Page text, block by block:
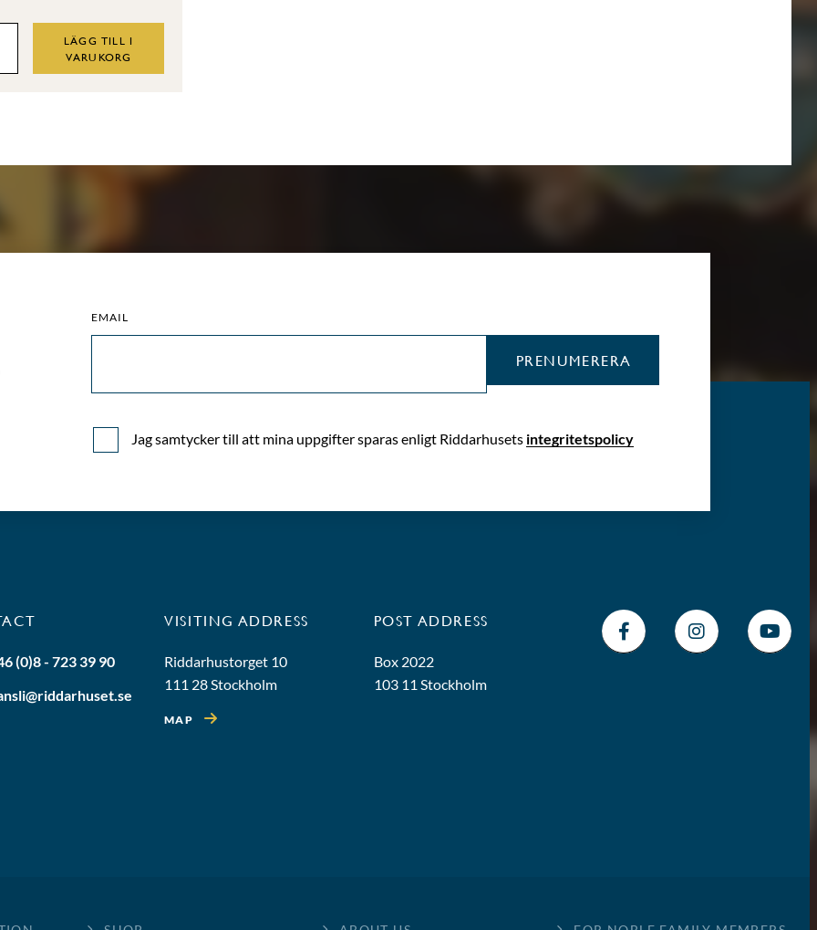
LÄGG TILL I
VARUKORG
EMAIL
Jag samtycker till att mina uppgifter sparas enligt Riddarhusets integritetspolicy
PRENUMERERA
(0)8 - 723 39 90
VISITING ADDRESS
Riddarhustorget 10
111 28 Stockholm
MAP
POST ADDRESS
Box 2022
103 11 Stockholm